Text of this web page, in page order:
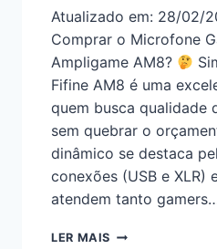
Atualizado em: 28/02/
Comprar o Microfone
Ampligame AM8?
Fifine AM8 é uma
quem busca qualidade
sem quebrar o
dinâmico se destaca
conexões (USB e XLR)
atendem tanto
LER MAIS